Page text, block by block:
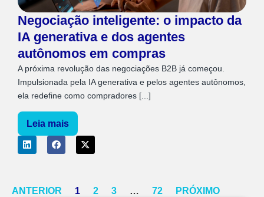
Negociação inteligente: o impacto da
IA generativa e dos agentes
autônomos em compras
A próxima revolução das negociações B2B já começou.
Impulsionada pela IA generativa e pelos agentes autônomos,
ela redefine como compradores [...]
Leia mais
ANTERIOR 1 2 3 … 72 PRÓXIMO